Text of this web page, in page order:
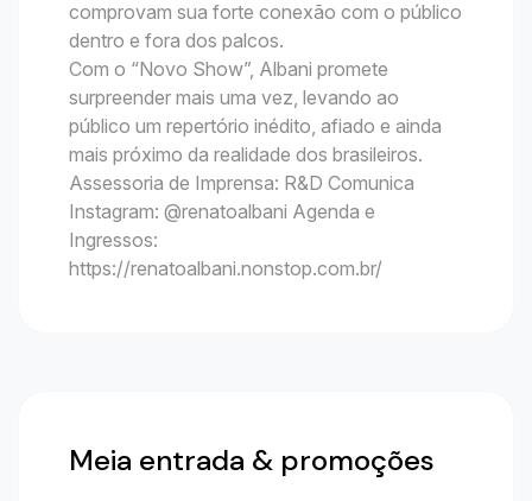
comprovam sua forte conexão com o público
dentro e fora dos palcos.
Com o “Novo Show”, Albani promete
surpreender mais uma vez, levando ao
público um repertório inédito, afiado e ainda
mais próximo da realidade dos brasileiros.
Assessoria de Imprensa: R&D Comunica
Instagram: @renatoalbani Agenda e
Ingressos:
https://renatoalbani.nonstop.com.br/
Meia entrada & promoções